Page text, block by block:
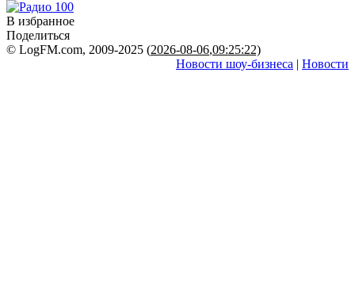
В избранное
Поделиться
© LogFM.com, 2009-2025 (2026-08-06,09:25:22)
Новости шоу-бизнеса | Новости